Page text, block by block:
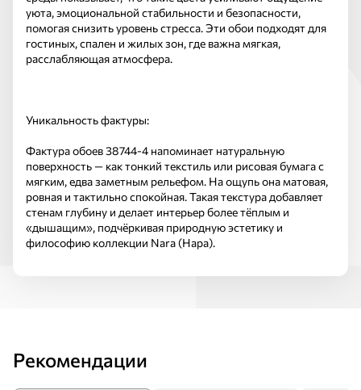
уюта, эмоциональной стабильности и безопасности,
помогая снизить уровень стресса. Эти обои подходят для
гостиных, спален и жилых зон, где важна мягкая,
расслабляющая атмосфера.
Уникальность фактуры:
Фактура обоев 38744-4 напоминает натуральную
поверхность — как тонкий текстиль или рисовая бумага с
мягким, едва заметным рельефом. На ощупь она матовая,
ровная и тактильно спокойная. Такая текстура добавляет
стенам глубину и делает интерьер более тёплым и
«дышащим», подчёркивая природную эстетику и
философию коллекции Nara (Нара).
Рекомендации